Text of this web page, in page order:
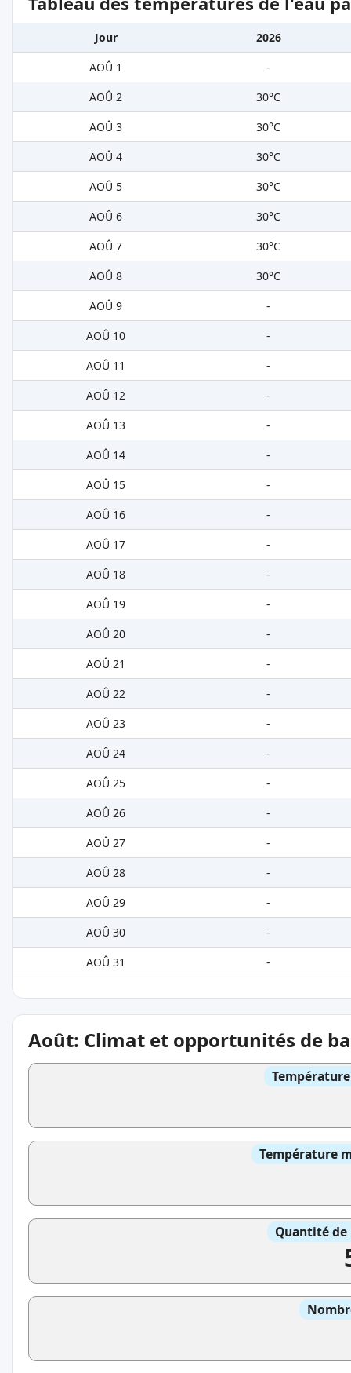
Jour
2026
AOÛ 1
-
AOÛ 2
30°C
AOÛ 3
30°C
AOÛ 4
30°C
AOÛ 5
30°C
AOÛ 6
30°C
AOÛ 7
30°C
AOÛ 8
30°C
AOÛ 9
-
AOÛ 10
-
AOÛ 11
-
AOÛ 12
-
AOÛ 13
-
AOÛ 14
-
AOÛ 15
-
AOÛ 16
-
AOÛ 17
-
AOÛ 18
-
AOÛ 19
-
AOÛ 20
-
AOÛ 21
-
AOÛ 22
-
AOÛ 23
-
AOÛ 24
-
AOÛ 25
-
AOÛ 26
-
AOÛ 27
-
AOÛ 28
-
AOÛ 29
-
AOÛ 30
-
AOÛ 31
-
Août: Climat et opportunités de
Température
Quantité